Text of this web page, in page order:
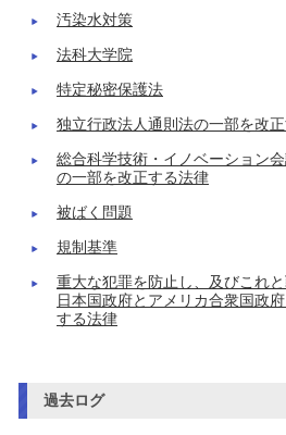
汚染水対策
法科大学院
特定秘密保護法
独立行政法人通則法の一部を改
総合科学技術・イノベーション
の一部を改正する法律
被ばく問題
規制基準
重大な犯罪を防止し、及びこれ
日本国政府とアメリカ合衆国政
する法律
過去ログ